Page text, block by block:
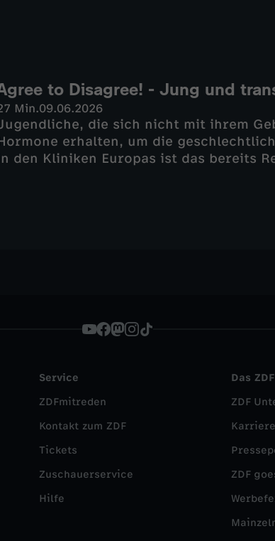
to Disagree! - Jung und
Min.09.06.2026
die sich nicht mit ihrem
erhalten, um die
den Kliniken Europas ist das bereits
Service
ZDFmitreden
Kontakt zum ZDF
Tickets
Zuschauerservice
Hilfe
Das ZDF
ZDF
Karriere
ZDF